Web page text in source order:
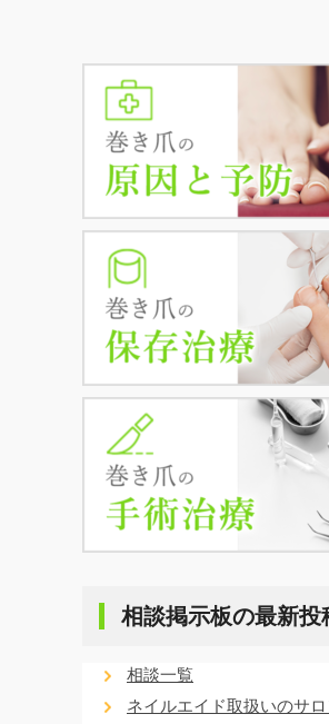
相談掲示板の最新投
相談一覧
ネイルエイド取扱いのサ